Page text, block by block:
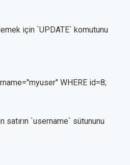
için `UPDATE` komutunu
WHERE id=8;
satırın `username` sütununu